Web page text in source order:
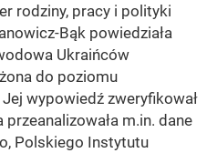
rodziny, pracy i polityki
Bąk powiedziała
Ukraińców
do poziomu
wypowiedź zweryfikował
m.in. dane
Polskiego Instytutu